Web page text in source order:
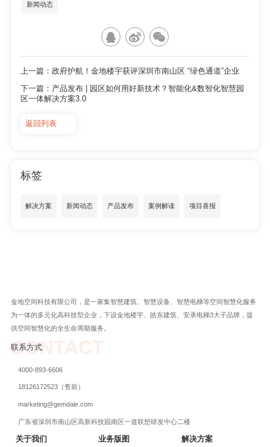
新闻动态
上一篇：政府护航！金地楼宇获评深圳市南山区 “绿色通道”企业
下一篇：产品发布 | 园区如何用好新技术？智能化&数智化智慧园
区一体解决方案3.0
返回列表
标签
解决方案 新闻动态 产品发布 案例解读 项目喜报
金地空间科技有限公司，是一家集智慧建筑、智慧设备、智慧电梯等空间智慧化服务
为一体的多元化高科技型企业，下设金地楼宇、皓东建筑、安承电梯3大子品牌，提
供空间智慧化的全生命周期服务。
CONTACT
联系方式
4000-893-6606
18126172523（售前）
marketing@gemdale.com
广东省深圳市南山区高新科技园南区一道联想研发中心二楼
关于我们 业务版图 解决方案